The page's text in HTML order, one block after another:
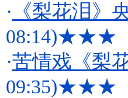
· 《梨花泪》
08:14)★★★
·苦情戏《梨
09:35)★★★